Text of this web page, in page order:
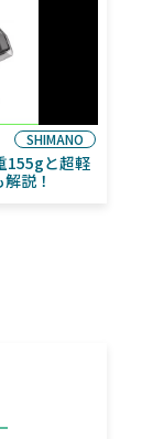
SHIMANO
155gと超軽
説！